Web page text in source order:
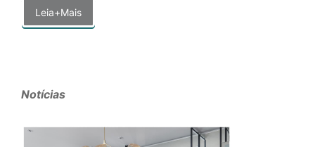
Leia+Mais
Notícias